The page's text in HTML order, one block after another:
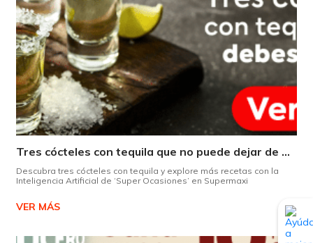
Tres cócteles con tequila que no puede dejar de probar gracias a nuestra IA.
Descubra tres cócteles con tequila y explore más recetas con la
Inteligencia Artificial de ‘Super Ocasiones’ en Supermaxi
VER MÁS